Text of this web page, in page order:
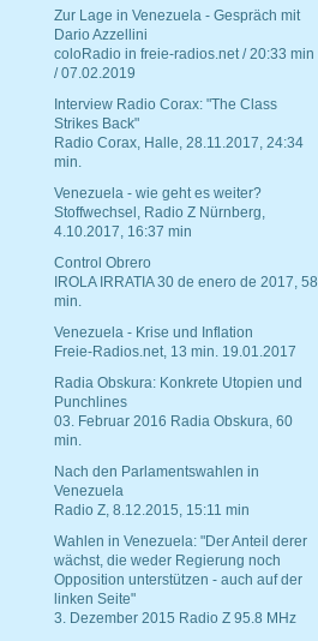
Zur Lage in Venezuela - Gespräch mit
Dario Azzellini
coloRadio in freie-radios.net / 20:33 min
/ 07.02.2019
Interview Radio Corax: "The Class
Strikes Back"
Radio Corax, Halle, 28.11.2017, 24:34
min.
Venezuela - wie geht es weiter?
Stoffwechsel, Radio Z Nürnberg,
4.10.2017, 16:37 min
Control Obrero
IROLA IRRATIA 30 de enero de 2017, 58
min.
Venezuela - Krise und Inflation
Freie-Radios.net, 13 min. 19.01.2017
Radia Obskura: Konkrete Utopien und
Punchlines
03. Februar 2016 Radia Obskura, 60
min.
Nach den Parlamentswahlen in
Venezuela
Radio Z, 8.12.2015, 15:11 min
Wahlen in Venezuela: "Der Anteil derer
wächst, die weder Regierung noch
Opposition unterstützen - auch auf der
linken Seite"
3. Dezember 2015 Radio Z 95.8 MHz